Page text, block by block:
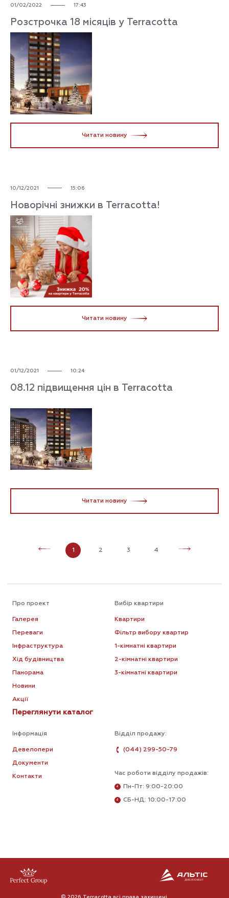
01/02/2022 17:43
Розстрочка 18 місяців у Terracotta
Читати новину
10/12/2021 15:06
Новорічні знижки в Terracotta!
Читати новину
01/12/2021 10:24
08.12 підвищення цін в Terracotta
Читати новину
1 2 3 4
Про проект
Галерея
Переваги
Інфраструктура
Хід будівництва
Панорама
Новини
Акції
Переглянути каталог
Вибір квартири
Квартири
Фільтр вибору квартир
1-кімнатні квартири
2-кімнатні квартири
3-кімнатні квартири
Інформація
Девелопери
Документи
Контакти
Відділ продажу:
(044) 299-50-79
Час роботи відділу продажів:
Пн-Пт: 9:00-20:00
СБ-НД: 10:00-17:00